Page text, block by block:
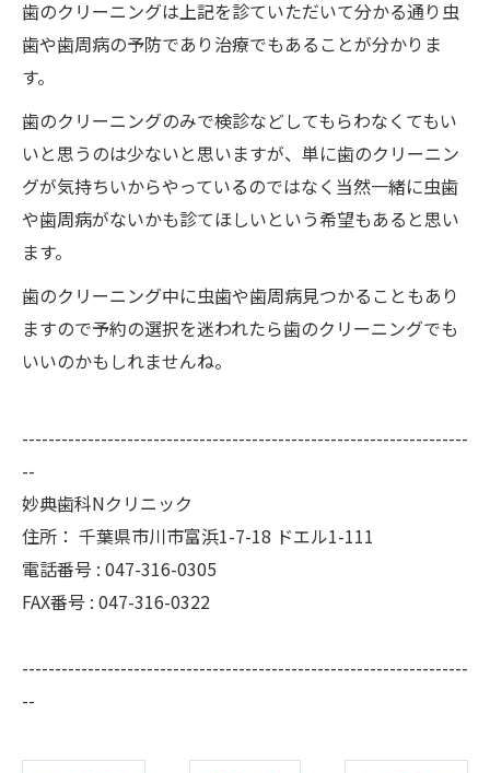
歯のクリーニングは上記を診ていただいて分かる通り虫
歯や歯周病の予防であり治療でもあることが分かりま
す。
歯のクリーニングのみで検診などしてもらわなくてもい
いと思うのは少ないと思いますが、単に歯のクリーニン
グが気持ちいからやっているのではなく当然一緒に虫歯
や歯周病がないかも診てほしいという希望もあると思い
ます。
歯のクリーニング中に虫歯や歯周病見つかることもあり
ますので予約の選択を迷われたら歯のクリーニングでも
いいのかもしれませんね。
--------------------------------------------------------------------
--
妙典歯科Nクリニック
住所： 千葉県市川市富浜1-7-18 ドエル1-111
電話番号 : 047-316-0305
FAX番号 : 047-316-0322
--------------------------------------------------------------------
--